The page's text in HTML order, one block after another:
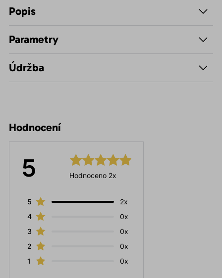
Popis
Parametry
Údržba
Hodnocení
5 Hodnoceno 2x
5
2x
4
0x
3
0x
2
0x
1
0x